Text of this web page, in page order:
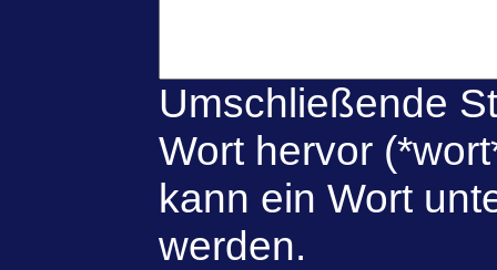
Umschließende
Wort hervor
kann ein Wort
werden.